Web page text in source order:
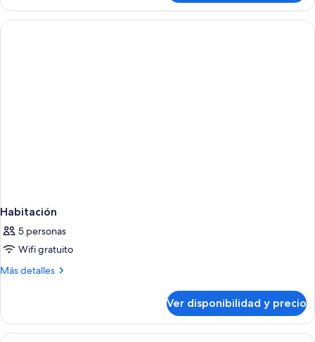
en
la
esquina
Habitación
5 personas
Wifi gratuito
Más detalles
Más
Ver disponibilidad y precio